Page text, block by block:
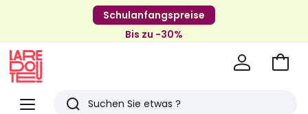
Schulanfangspreise
Bis zu -30%
Menü
Redoute
Suchen
Zum